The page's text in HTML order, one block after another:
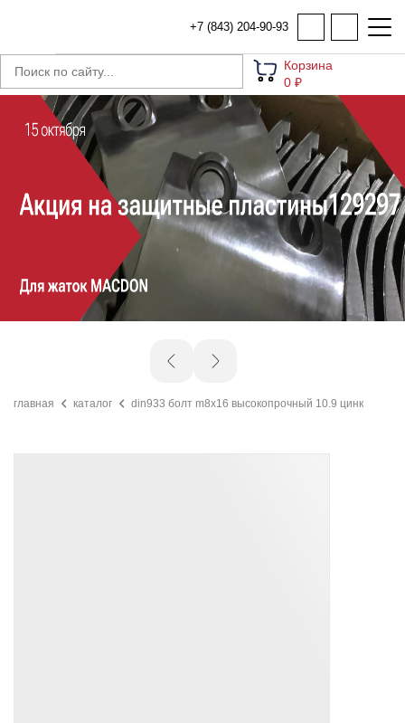
+7 (843) 204-90-93
Корзина
0 ₽
главная каталог din933 болт m8x16 высокопрочный 10.9 цинк